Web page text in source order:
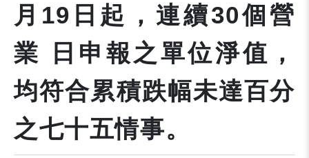
月19日起，連續30個營
業 日申報之單位淨值，
均符合累積跌幅未達百分
之七十五情事。